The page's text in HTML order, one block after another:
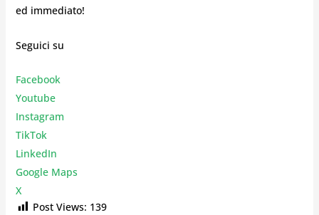
ed immediato!
Seguici su
Facebook
Youtube
Instagram
TikTok
LinkedIn
Google Maps
X
Post Views: 139